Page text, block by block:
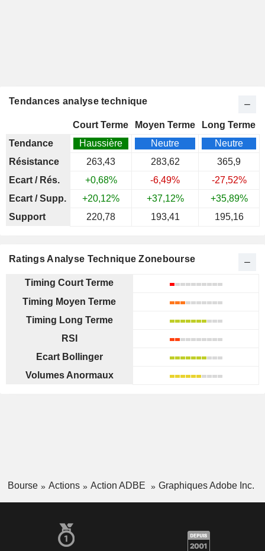
Tendances analyse technique
Court Terme Moyen Terme
Long Terme
Tendance
Haussière Neutre
Neutre
Résistance
263,43 283,62
365,9
Ecart / Rés.
+0,68% -6,49%
-27,52%
Ecart / Supp.
+20,12% +37,12%
+35,89%
Support
220,78 193,41 195,16
Ratings Analyse Technique Zonebourse
Timing Court Terme
Timing Moyen Terme
Timing Long Terme
RSI
Ecart Bollinger
Volumes Anormaux
Bourse Actions Action ADBE Graphiques Adobe Inc.